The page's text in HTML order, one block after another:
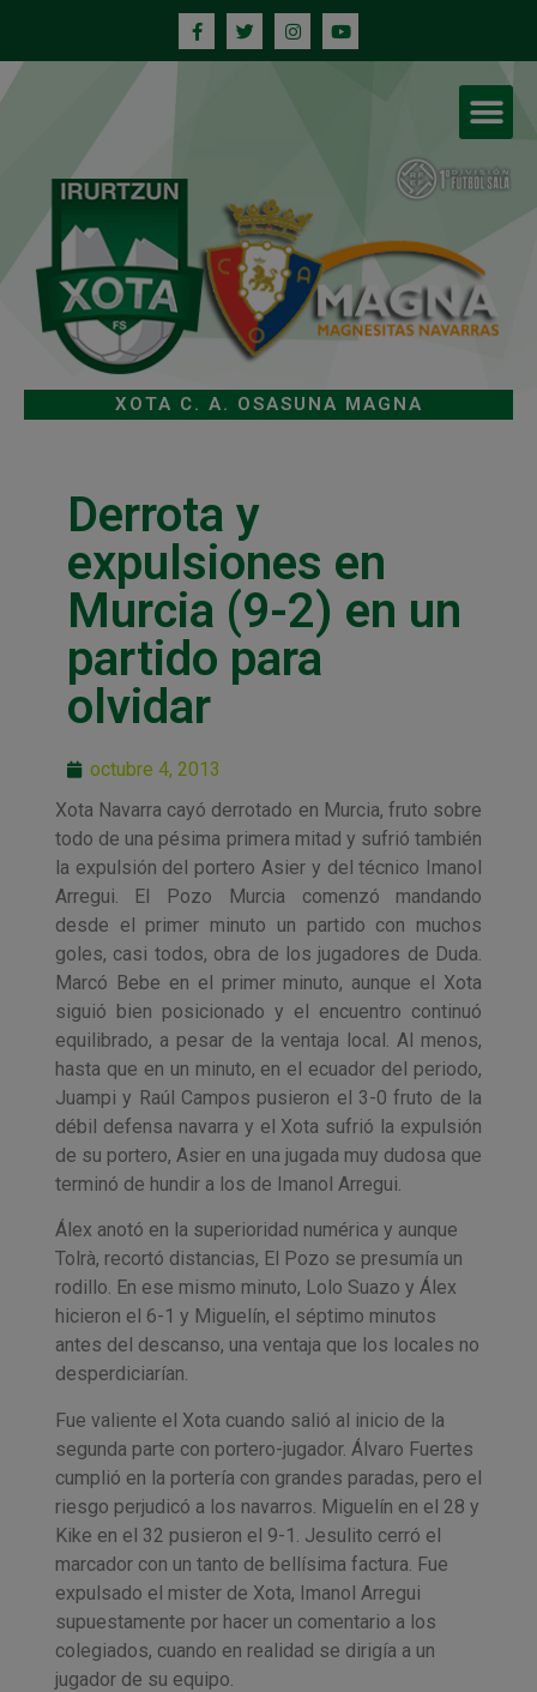
XOTA C. A. OSASUNA MAGNA
Derrota y
expulsiones en
Murcia (9-2) en un
partido para
olvidar
octubre 4, 2013
Xota Navarra cayó derrotado en Murcia, fruto sobre
todo de una pésima primera mitad y sufrió también
la expulsión del portero Asier y del técnico Imanol
Arregui. El Pozo Murcia comenzó mandando
desde el primer minuto un partido con muchos
goles, casi todos, obra de los jugadores de Duda.
Marcó Bebe en el primer minuto, aunque el Xota
siguió bien posicionado y el encuentro continuó
equilibrado, a pesar de la ventaja local. Al menos,
hasta que en un minuto, en el ecuador del periodo,
Juampi y Raúl Campos pusieron el 3-0 fruto de la
débil defensa navarra y el Xota sufrió la expulsión
de su portero, Asier en una jugada muy dudosa que
terminó de hundir a los de Imanol Arregui.
Álex anotó en la superioridad numérica y aunque
Tolrà, recortó distancias, El Pozo se presumía un
rodillo. En ese mismo minuto, Lolo Suazo y Álex
hicieron el 6-1 y Miguelín, el séptimo minutos
antes del descanso, una ventaja que los locales no
desperdiciarían.
Fue valiente el Xota cuando salió al inicio de la
segunda parte con portero-jugador. Álvaro Fuertes
cumplió en la portería con grandes paradas, pero el
riesgo perjudicó a los navarros. Miguelín en el 28 y
Kike en el 32 pusieron el 9-1. Jesulito cerró el
marcador con un tanto de bellísima factura. Fue
expulsado el mister de Xota, Imanol Arregui
supuestamente por hacer un comentario a los
colegiados, cuando en realidad se dirigía a un
jugador de su equipo.